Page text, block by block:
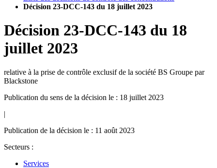
Décision 23-DCC-143 du 18 juillet 2023
Décision 23-DCC-143 du 18
juillet 2023
relative à la prise de contrôle exclusif de la société BS Groupe par
Blackstone
Publication du sens de la décision le : 18 juillet 2023
|
Publication de la décision le : 11 août 2023
Secteurs :
Services